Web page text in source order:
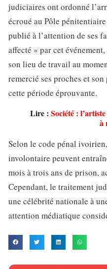
judiciaires ont ordonné
écroué au Pôle
publié à l’attention de ses
affecté » par cet
son lieu de travail au
remercié ses proches et
cette période éprouvante.
Lire : Société :
à
Selon le code pénal
involontaire peuvent
mois à trois ans de prison,
Cependant, le traitement
une célébrité nationale à
attention médiatique